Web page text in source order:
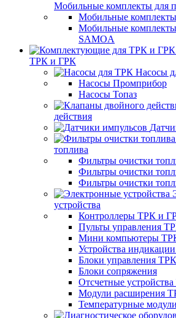
Мобильные комплекты для
Мобильные комплекты
Мобильные комплекты
SAMOA
ТРК и ГРК
Насосы
Насосы Промприбор
Насосы Топаз
действия
топлива
Фильтры очистки
Фильтры очистки
Фильтры очистки
устройства
Контроллеры ТРК и
Пульты управления
Мини компьютеры
Устройства
Блоки управления ТРК
Блоки сопряжения
Отсчетные
Модули расширения
Температурные модули